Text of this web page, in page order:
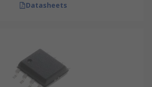
Datasheets